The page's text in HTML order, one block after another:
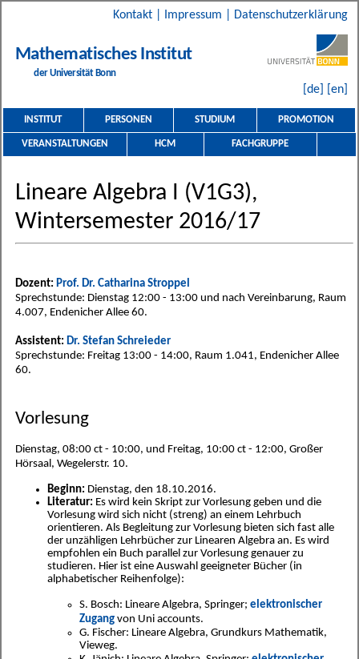
Kontakt Impressum Datenschutzerklärung
Mathematisches Institut
der Universität Bonn
[de] [en]
INSTITUT PERSONEN STUDIUM PROMOTION
VERANSTALTUNGEN HCM FACHGRUPPE
Lineare Algebra I (V1G3),
Wintersemester 2016/17
Dozent: Prof. Dr. Catharina Stroppel
Sprechstunde: Dienstag 12:00 - 13:00 und nach Vereinbarung, Raum
4.007, Endenicher Allee 60.
Assistent: Dr. Stefan Schreieder
Sprechstunde: Freitag 13:00 - 14:00, Raum 1.041, Endenicher Allee
60.
Vorlesung
Dienstag, 08:00 ct - 10:00, und Freitag, 10:00 ct - 12:00, Großer
Hörsaal, Wegelerstr. 10.
Beginn: Dienstag, den 18.10.2016.
Literatur: Es wird kein Skript zur Vorlesung geben und die
Vorlesung wird sich nicht (streng) an einem Lehrbuch
orientieren. Als Begleitung zur Vorlesung bieten sich fast alle
der unzähligen Lehrbücher zur Linearen Algebra an. Es wird
empfohlen ein Buch parallel zur Vorlesung genauer zu
studieren. Hier ist eine Auswahl geeigneter Bücher (in
alphabetischer Reihenfolge):
S. Bosch: Lineare Algebra, Springer; elektronischer
Zugang von Uni accounts.
G. Fischer: Lineare Algebra, Grundkurs Mathematik,
Vieweg.